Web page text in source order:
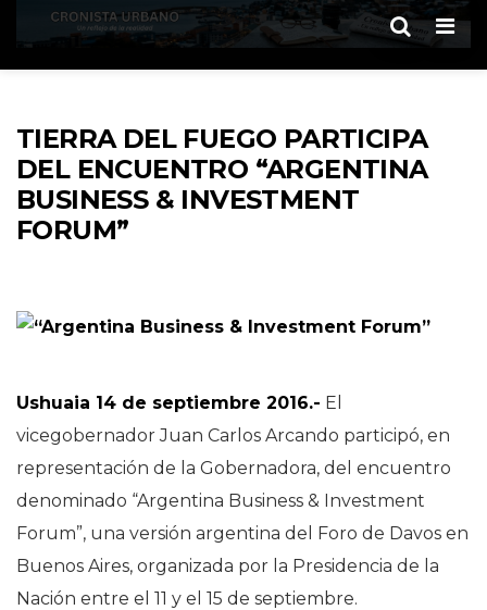
TIERRA DEL FUEGO PARTICIPA
DEL ENCUENTRO “ARGENTINA
BUSINESS & INVESTMENT
FORUM”
Ushuaia 14 de septiembre 2016.- El
vicegobernador Juan Carlos Arcando participó, en
representación de la Gobernadora, del encuentro
denominado “Argentina Business & Investment
Forum”, una versión argentina del Foro de Davos en
Buenos Aires, organizada por la Presidencia de la
Nación entre el 11 y el 15 de septiembre.